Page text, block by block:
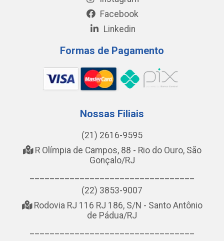
Facebook
Linkedin
Formas de Pagamento
Nossas Filiais
(21) 2616-9595
R Olímpia de Campos, 88 - Rio do Ouro, São
Gonçalo/RJ
(22) 3853-9007
Rodovia RJ 116 RJ 186, S/N - Santo Antônio
de Pádua/RJ